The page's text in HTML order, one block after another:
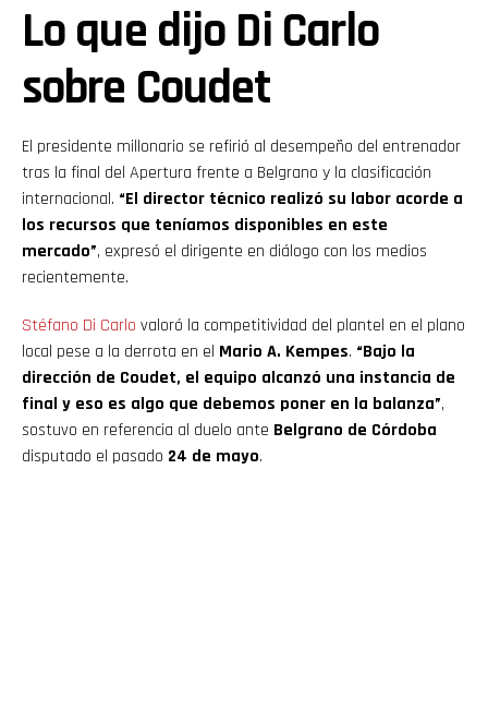
Lo que dijo Di Carlo
sobre Coudet
El presidente millonario se refirió al desempeño del entrenador
tras la final del Apertura frente a Belgrano y la clasificación
internacional. “El director técnico realizó su labor acorde a
los recursos que teníamos disponibles en este
mercado”, expresó el dirigente en diálogo con los medios
recientemente.
Stéfano Di Carlo valoró la competitividad del plantel en el plano
local pese a la derrota en el Mario A. Kempes. “Bajo la
dirección de Coudet, el equipo alcanzó una instancia de
final y eso es algo que debemos poner en la balanza”,
sostuvo en referencia al duelo ante Belgrano de Córdoba
disputado el pasado 24 de mayo.